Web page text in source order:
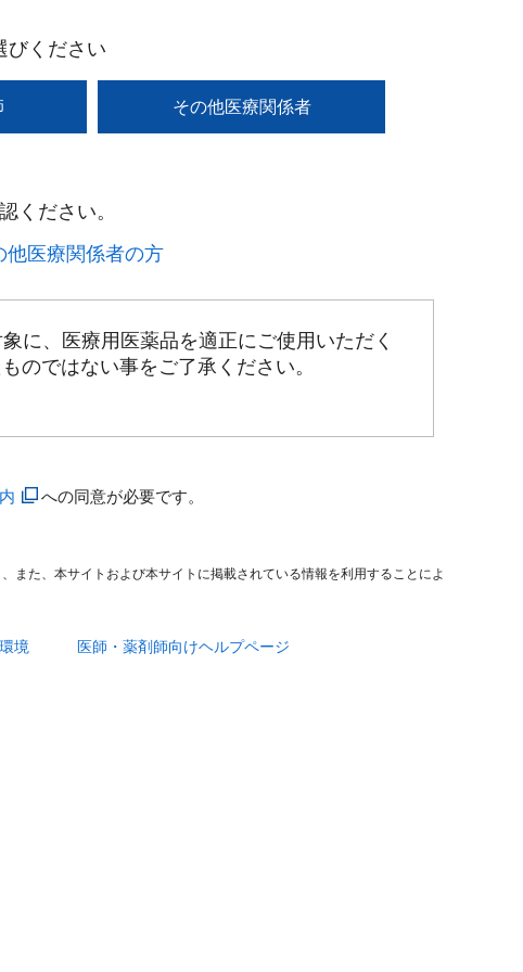
びください
その他医療関係者
ください。​
他医療関係者の方​
象に、医療用医薬品を適正にご使用いただく
のではない事をご了承ください。
への同意が必要です。
また、本サイトおよび本サイトに掲載されている情報を利用することによ
境
医師・薬剤師向けヘルプページ